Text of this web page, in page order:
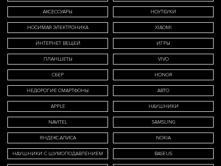
АКСЕССУАРЫ НОУТБУКИ
НОСИМАЯ ЭЛЕКТРОНИКА XIAOMI
ИНТЕРНЕТ ВЕЩЕЙ ИГРЫ
ПЛАНШЕТЫ VIVO
СБЕР HONOR
НЕДОРОГИЕ СМАРТФОНЫ АВТО
APPLE НАУШНИКИ
NAVITEL SAMSUNG
ЯНДЕКС.АЛИСА NOKIA
НАУШНИКИ С ШУМОПОДАВЛЕНИЕМ BASEUS